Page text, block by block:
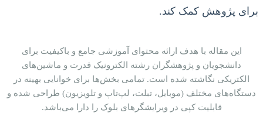
برای پژوهش کمک کند.
این مقاله با هدف ارائه محتوای آموزشی جامع و باکیفیت برای
دانشجویان و پژوهشگران رشته الکترونیک قدرت و ماشین‌های
الکتریکی نگاشته شده است. تمامی بخش‌ها برای خوانایی بهینه در
دستگاه‌های مختلف (موبایل، تبلت، لپ‌تاپ و تلویزیون) طراحی شده و
قابلیت کپی در ویرایشگرهای بلوک را دارا می‌باشد.